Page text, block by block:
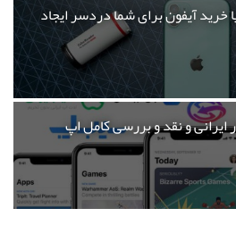
آیفون برای شما دردسر ایجاد
و نقد و بررسی کامل اپ